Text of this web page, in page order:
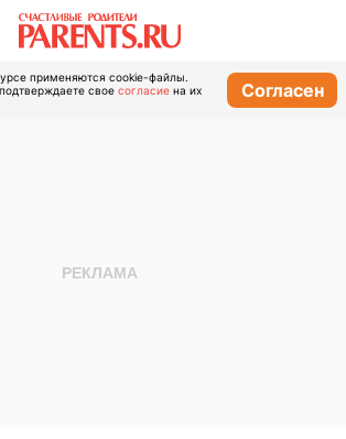
применяются cookie-файлы.
свое согласие на их
Согласен